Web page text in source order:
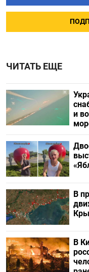
ЧИТАТЬ ЕЩЕ
и
В
В